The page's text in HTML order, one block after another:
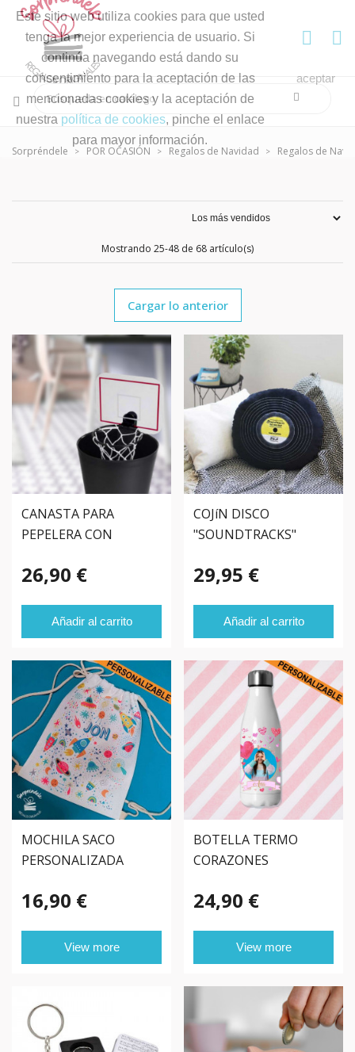
Este sitio web utiliza cookies para que usted
tenga la mejor experiencia de usuario. Si
continúa navegando está dando su
consentimiento para la aceptación de las
mencionadas cookies y la aceptación de
nuestra política de cookies, pinche el enlace
para mayor información.
aceptar
Sorpréndele POR OCASIÓN Regalos de Navidad Regalos de
Mostrando 25-48 de 68 artículo(s)
Cargar lo anterior
CANASTA PARA
PEPELERA CON
26,90 €
Añadir al carrito
COJíN DISCO
"SOUNDTRACKS"
29,95 €
Añadir al carrito
MOCHILA SACO
PERSONALIZADA
16,90 €
View more
BOTELLA TERMO
CORAZONES
FOTO
24,90 €
View more